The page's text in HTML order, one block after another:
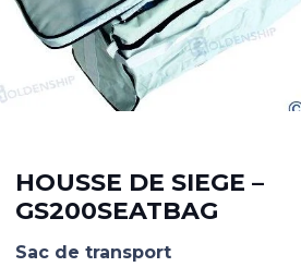
HOUSSE DE SIEGE –
GS200SEATBAG
Sac de transport